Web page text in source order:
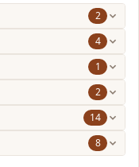
2
4
1
2
14
8